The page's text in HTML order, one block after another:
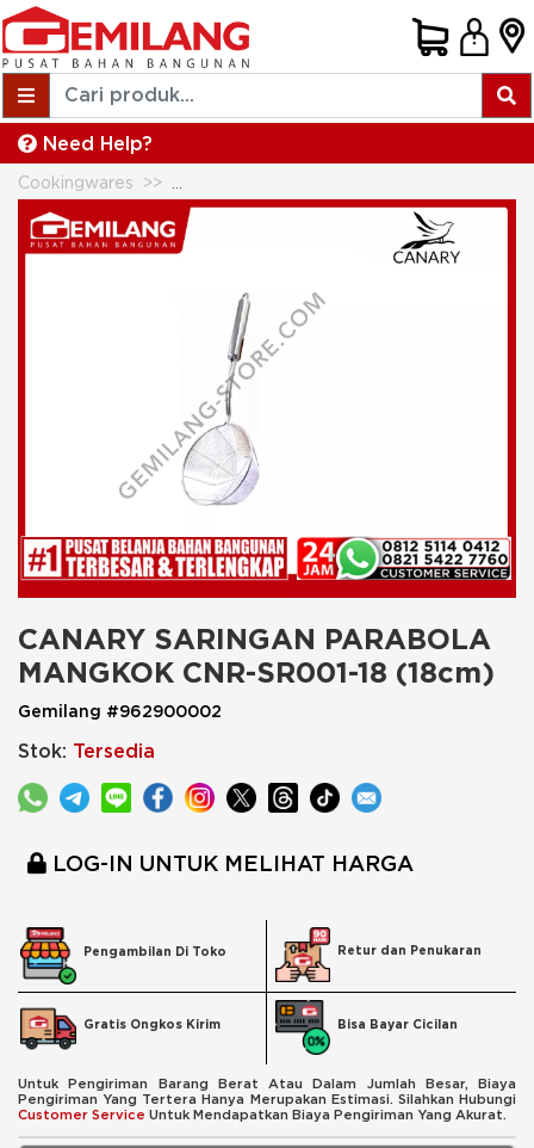
Need Help?
Cookingwares
CANARY SARINGAN PARABOLA
MANGKOK CNR-SR001-18 (18cm)
Gemilang #962900002
Stok: Tersedia
LOG-IN UNTUK MELIHAT HARGA
Pengambilan Di Toko Retur dan Penukaran
Gratis Ongkos Kirim Bisa Bayar Cicilan
Untuk Pengiriman Barang Berat Atau Dalam Jumlah Besar, Biaya
Pengiriman Yang Tertera Hanya Merupakan Estimasi. Silahkan Hubungi
Customer Service Untuk Mendapatkan Biaya Pengiriman Yang Akurat.